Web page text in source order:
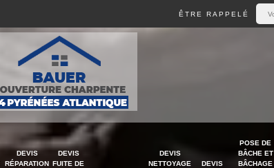
ÊTRE RAPPELÉ
DEVIS
RÉPARATION
DEVIS
FUITE DE
DEVIS
NETTOYAGE
DEVIS
POSE DE
BÂCHE ET
BÂCHAGE